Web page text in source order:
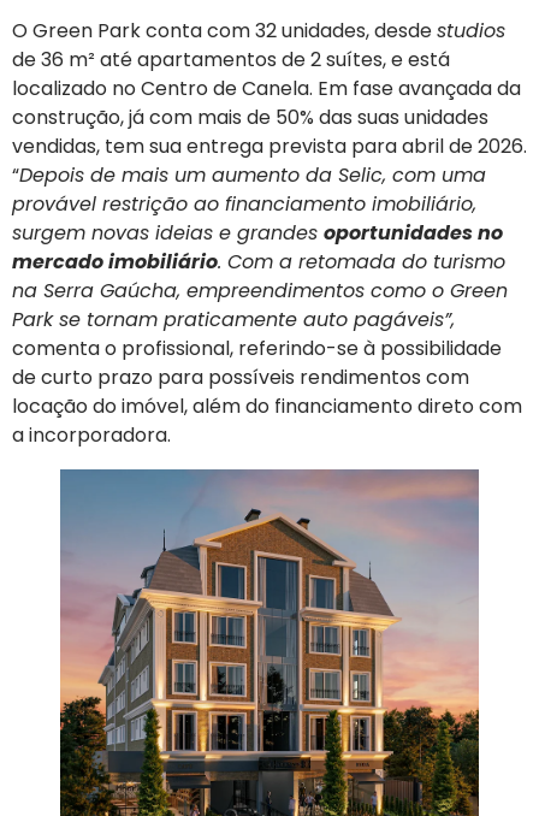
O Green Park conta com 32 unidades, desdestudios
de 36 m² até apartamentos de 2 suítes, e está
localizado no Centro de Canela. Em fase avançada da
construção, já com mais de 50% das suas unidades
vendidas, tem sua entrega prevista para abril de 2026.
“Depois de mais um aumento da Selic, com uma
provável restrição ao financiamento imobiliário,
surgem novas ideias e grandes oportunidades no
mercado imobiliário. Com a retomada do turismo
na Serra Gaúcha, empreendimentos como o Green
Park se tornam praticamente auto pagáveis”,
comenta o profissional, referindo-se à possibilidade
de curto prazo para possíveis rendimentos com
locação do imóvel, além do financiamento direto com
a incorporadora.